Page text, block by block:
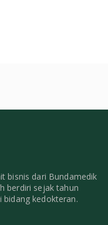
bisnis dari Bundamedik
berdiri sejak tahun
bidang kedokteran.